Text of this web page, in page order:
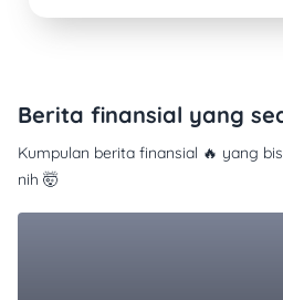
Berita finansial yang
Kumpulan berita finansial 🔥 yang
nih 🤯